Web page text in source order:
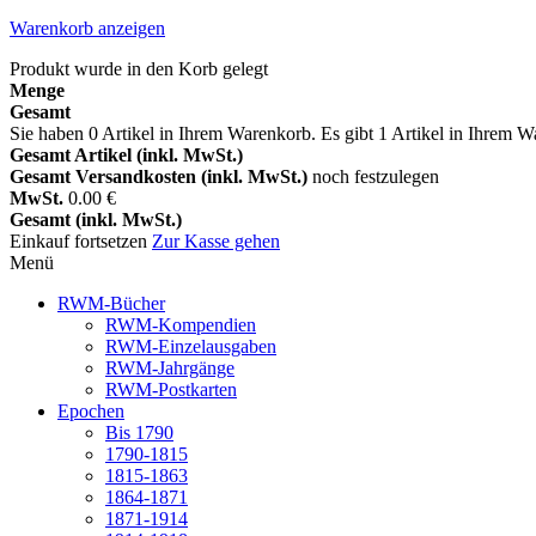
Warenkorb anzeigen
Produkt wurde in den Korb gelegt
Menge
Gesamt
Sie haben 0 Artikel in Ihrem Warenkorb. Es gibt 1 Artikel in Ihrem
Gesamt Artikel (inkl. MwSt.)
Gesamt Versandkosten (inkl. MwSt.) noch festzulegen
MwSt. 0.00 €
Gesamt (inkl. MwSt.)
Einkauf fortsetzen Zur Kasse gehen
Menü
RWM-Bücher
RWM-Kompendien
RWM-Einzelausgaben
RWM-Jahrgänge
RWM-Postkarten
Epochen
Bis 1790
1790-1815
1815-1863
1864-1871
1871-1914